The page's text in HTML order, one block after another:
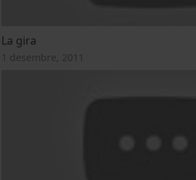
La gira
1 desembre, 2011